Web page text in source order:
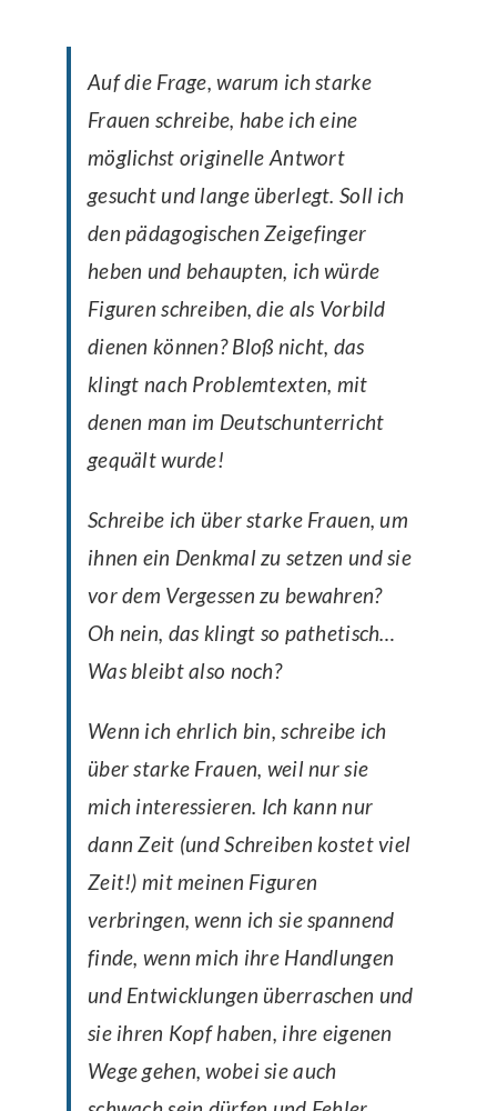
Auf die Frage, warum ich starke
Frauen schreibe, habe ich eine
möglichst originelle Antwort
gesucht und lange überlegt. Soll ich
den pädagogischen Zeigefinger
heben und behaupten, ich würde
Figuren schreiben, die als Vorbild
dienen können? Bloß nicht, das
klingt nach Problemtexten, mit
denen man im Deutschunterricht
gequält wurde!
Schreibe ich über starke Frauen, um
ihnen ein Denkmal zu setzen und sie
vor dem Vergessen zu bewahren?
Oh nein, das klingt so pathetisch…
Was bleibt also noch?
Wenn ich ehrlich bin, schreibe ich
über starke Frauen, weil nur sie
mich interessieren. Ich kann nur
dann Zeit (und Schreiben kostet viel
Zeit!) mit meinen Figuren
verbringen, wenn ich sie spannend
finde, wenn mich ihre Handlungen
und Entwicklungen überraschen und
sie ihren Kopf haben, ihre eigenen
Wege gehen, wobei sie auch